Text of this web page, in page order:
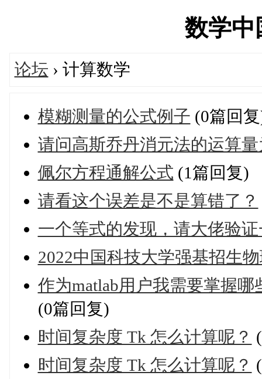
数学中
论坛 › 计算数学
模糊测量的公式例子 (0篇回
请问高斯乔丹消元法的运算
佩尔方程通解公式 (1篇回复)
请看这个误差是不是算错了？
一个等式的发现，请大佬验
2022中国科技大学强基招生
作为matlab用户我需要掌握
(0篇回复)
时间复杂度 Tk 怎么计算呢？
时间复杂度 Tk 怎么计算呢？